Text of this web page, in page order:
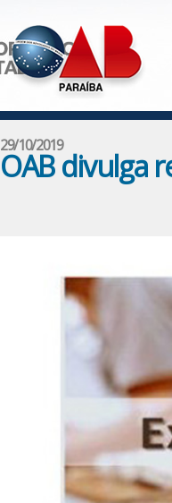
29/10/2019
OAB divulga